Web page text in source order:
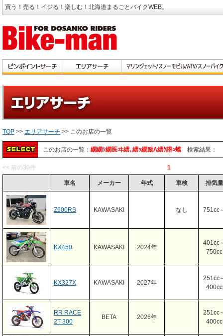
買う！売る！イジる！楽しむ！北海道まるごとバイクWEB。
TOP >> エリアサーチ >> このお店の一覧
このお店の一覧： 繝繝ｼ繝医ヰ繧､繧ｯ繝励Λ繧ｹ譛ｭ蟷 検索結果：
<< 前の30件 1
車名 メーカー 年式 車検 排気量
Z900RS KAWASAKI なし 751cc
KX450 KAWASAKI 2024年
401cc
750cc
KX327X KAWASAKI 2027年
251cc
400cc
RR RACE
2T 300
BETA 2026年
251cc
400cc